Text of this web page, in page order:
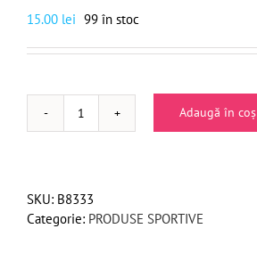
15.00 lei 99 în stoc
Cantitate
Adaugă în coș
SKU: B8333
Categorie: PRODUSE SPORTIVE